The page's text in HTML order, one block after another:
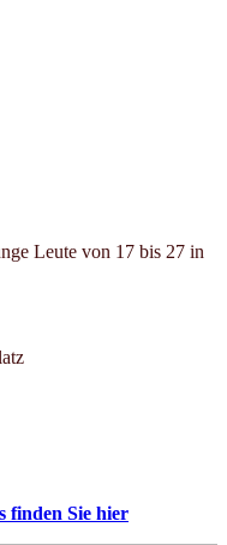
Leute von 17 bis 27 in
finden Sie hier